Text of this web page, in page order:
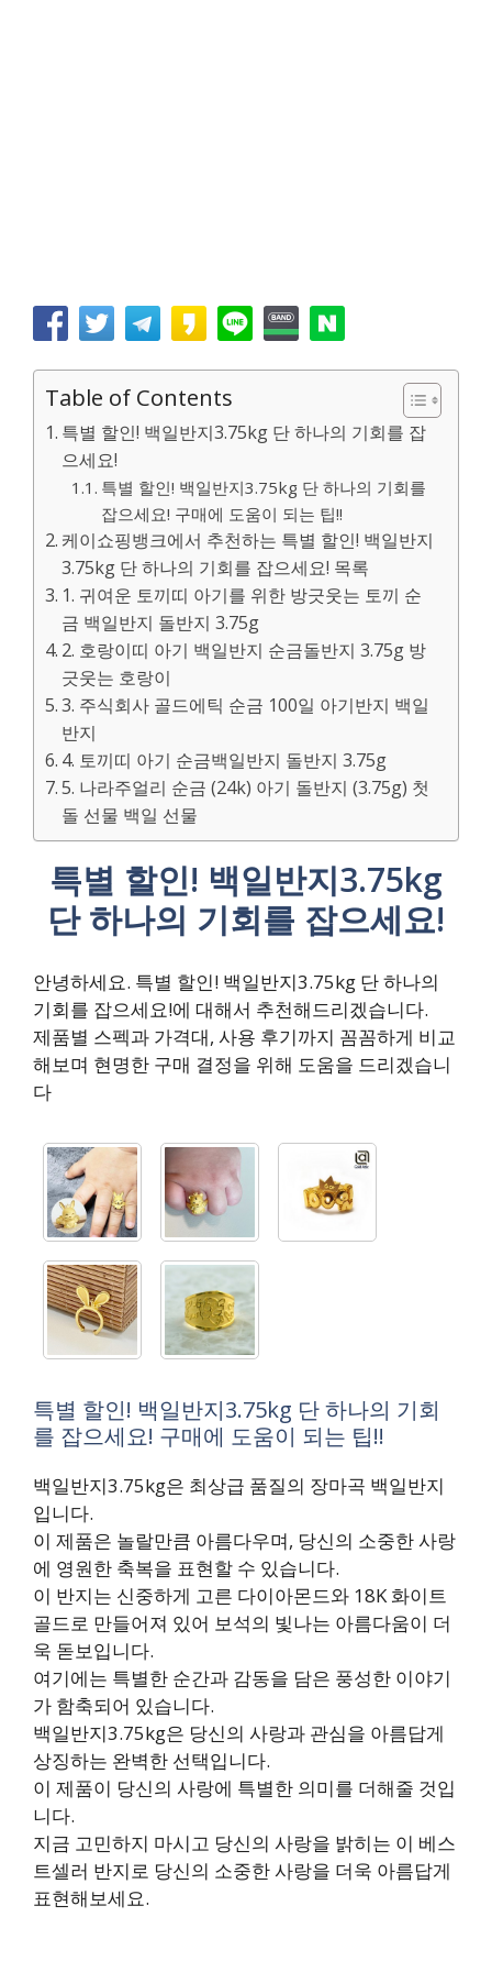
Table of Contents
특별 할인! 백일반지3.75kg 단 하나의 기회를 잡
으세요!
특별 할인! 백일반지3.75kg 단 하나의 기회를
잡으세요! 구매에 도움이 되는 팁!!
케이쇼핑뱅크에서 추천하는 특별 할인! 백일반지
3.75kg 단 하나의 기회를 잡으세요! 목록
1. 귀여운 토끼띠 아기를 위한 방긋웃는 토끼 순
금 백일반지 돌반지 3.75g
2. 호랑이띠 아기 백일반지 순금돌반지 3.75g 방
긋웃는 호랑이
3. 주식회사 골드에틱 순금 100일 아기반지 백일
반지
4. 토끼띠 아기 순금백일반지 돌반지 3.75g
5. 나라주얼리 순금 (24k) 아기 돌반지 (3.75g) 첫
돌 선물 백일 선물
특별 할인! 백일반지3.75kg
단 하나의 기회를 잡으세요!
안녕하세요. 특별 할인! 백일반지3.75kg 단 하나의
기회를 잡으세요!에 대해서 추천해드리겠습니다.
제품별 스펙과 가격대, 사용 후기까지 꼼꼼하게 비교
해보며 현명한 구매 결정을 위해 도움을 드리겠습니
다
특별 할인! 백일반지3.75kg 단 하나의 기회
를 잡으세요! 구매에 도움이 되는 팁!!
백일반지3.75kg은 최상급 품질의 장마곡 백일반지
입니다.
이 제품은 놀랄만큼 아름다우며, 당신의 소중한 사랑
에 영원한 축복을 표현할 수 있습니다.
이 반지는 신중하게 고른 다이아몬드와 18K 화이트
골드로 만들어져 있어 보석의 빛나는 아름다움이 더
욱 돋보입니다.
여기에는 특별한 순간과 감동을 담은 풍성한 이야기
가 함축되어 있습니다.
백일반지3.75kg은 당신의 사랑과 관심을 아름답게
상징하는 완벽한 선택입니다.
이 제품이 당신의 사랑에 특별한 의미를 더해줄 것입
니다.
지금 고민하지 마시고 당신의 사랑을 밝히는 이 베스
트셀러 반지로 당신의 소중한 사랑을 더욱 아름답게
표현해보세요.